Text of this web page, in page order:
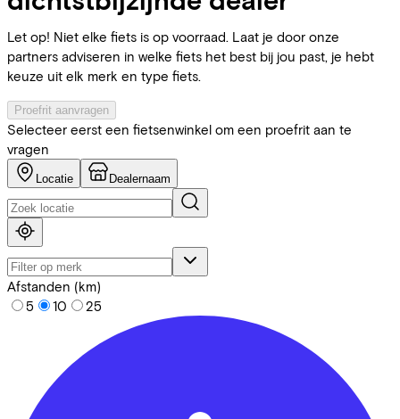
Let op! Niet elke fiets is op voorraad. Laat je door onze
partners adviseren in welke fiets het best bij jou past, je hebt
keuze uit elk merk en type fiets.
Proefrit aanvragen
Selecteer eerst een fietsenwinkel om een proefrit aan te
vragen
Locatie Dealernaam
Afstanden (km)
5
10 25